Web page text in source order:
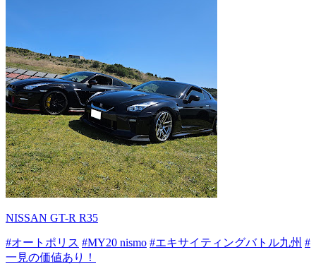
NISSAN GT-R R35
#オートポリス #MY20 nismo #エキサイティングバトル九州 #
一見の価値あり！